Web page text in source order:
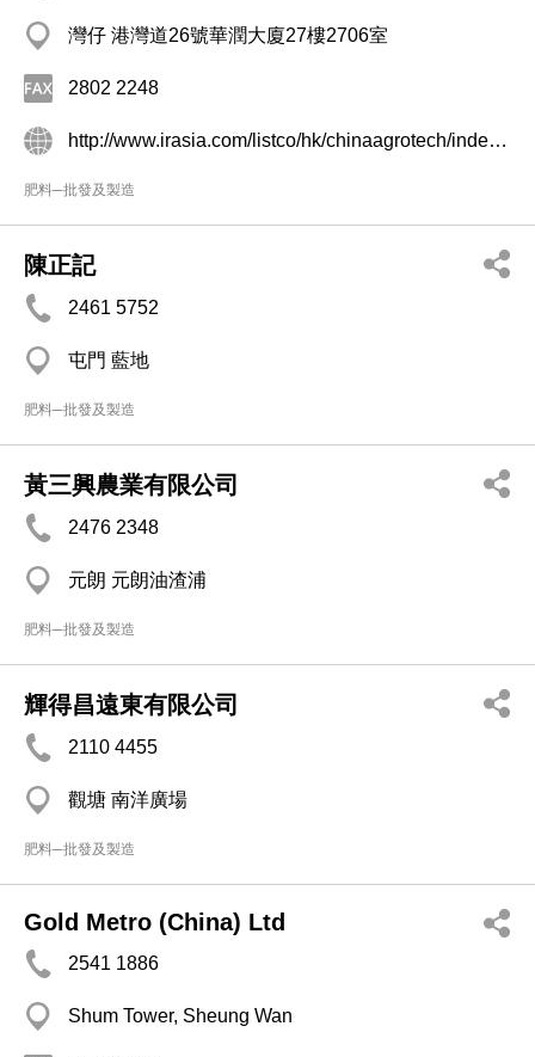
灣仔 港灣道26號華潤大廈27樓2706室
2802 2248
http://www.irasia.com/listco/hk/chinaagrotech/index.htm
肥料─批發及製造
陳正記
2461 5752
屯門 藍地
肥料─批發及製造
黃三興農業有限公司
2476 2348
元朗 元朗油渣浦
肥料─批發及製造
輝得昌遠東有限公司
2110 4455
觀塘 南洋廣場
肥料─批發及製造
Gold Metro (China) Ltd
2541 1886
Shum Tower, Sheung Wan